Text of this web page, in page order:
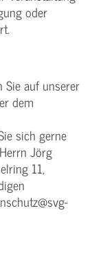
oder
Sie auf unserer
dem
sich gerne
Jörg
11,